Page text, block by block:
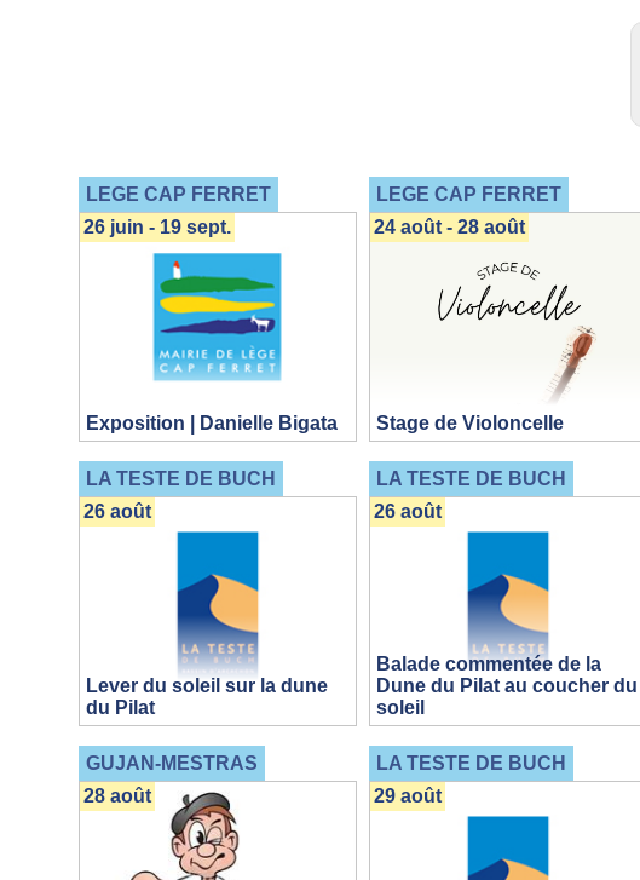
LEGE CAP FERRET
Exposition | Danielle Bigata
26 juin - 19 sept.
LEGE CAP FERRET
Stage de Violoncelle
24 août - 28 août
LA TESTE DE BUCH
Lever du soleil sur la dune
du Pilat
26 août
LA TESTE DE BUCH
Balade commentée de la
Dune du Pilat au coucher du
soleil
26 août
GUJAN-MESTRAS
28 août
LA TESTE DE BUCH
29 août